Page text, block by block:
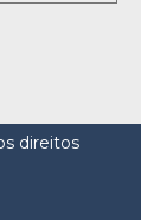
direitos